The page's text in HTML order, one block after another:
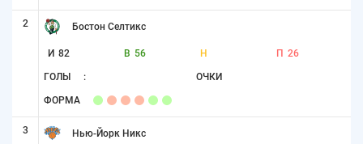
2 Бостон Селтикс
И 82 В 56 Н П 26
ГОЛЫ : ОЧКИ
ФОРМА
3 Нью-Йорк Никс